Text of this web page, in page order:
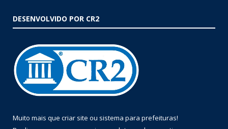
DESENVOLVIDO POR CR2
Muito mais que criar site ou sistema para prefeituras!